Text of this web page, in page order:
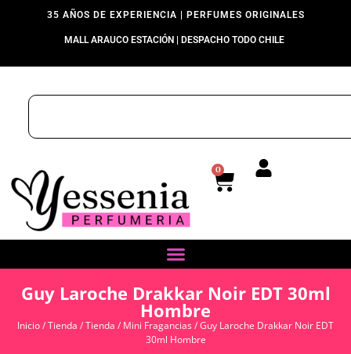
35 AÑOS DE EXPERIENCIA | PERFUMES ORIGINALES
MALL ARAUCO ESTACIÓN | DESPACHO TODO CHILE
0
Guy Laroche Drakkar Noir EDT 30ml
Hombre
Inicio/Tienda /Tienda / Mini Fragancias/ Guy Laroche Drakkar Noir EDT
30ml Hombre